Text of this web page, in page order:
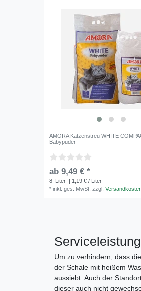
AMORA Katzenstreu WHITE
Babypuder
ab 9,49 € *
8 Liter | 1,19 € / Liter
*inkl. ges. MwSt. zzgl.
Um zu verhindern, dass
der Schale mit heißem
aussiebt. Auch der
dieser auch nicht